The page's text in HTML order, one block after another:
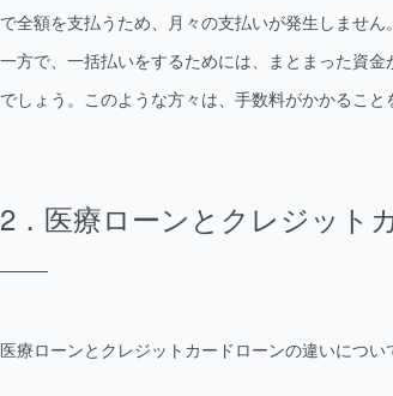
で全額を支払うため、月々の支払いが発生しませ
一方で、一括払いをするためには、まとまった資
でしょう。このような方々は、手数料がかかるこ
医療ローンとクレジット
医療ローンとクレジットカードローンの違いについ